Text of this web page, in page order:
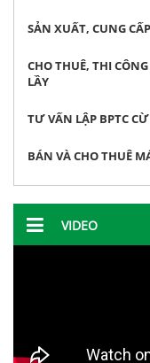
SẢN XUẤT, CUNG
CHO THUÊ, THI
LẦY
TƯ VẤN LẬP BPTC
BÁN VÀ CHO THUÊ
VIDEO